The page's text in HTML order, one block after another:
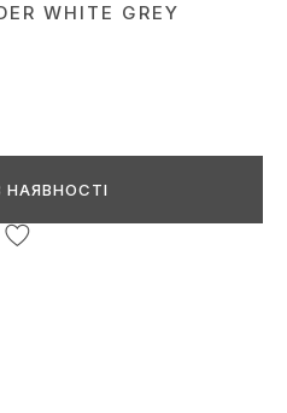
WHITE GREY
НАЯВНОСТІ